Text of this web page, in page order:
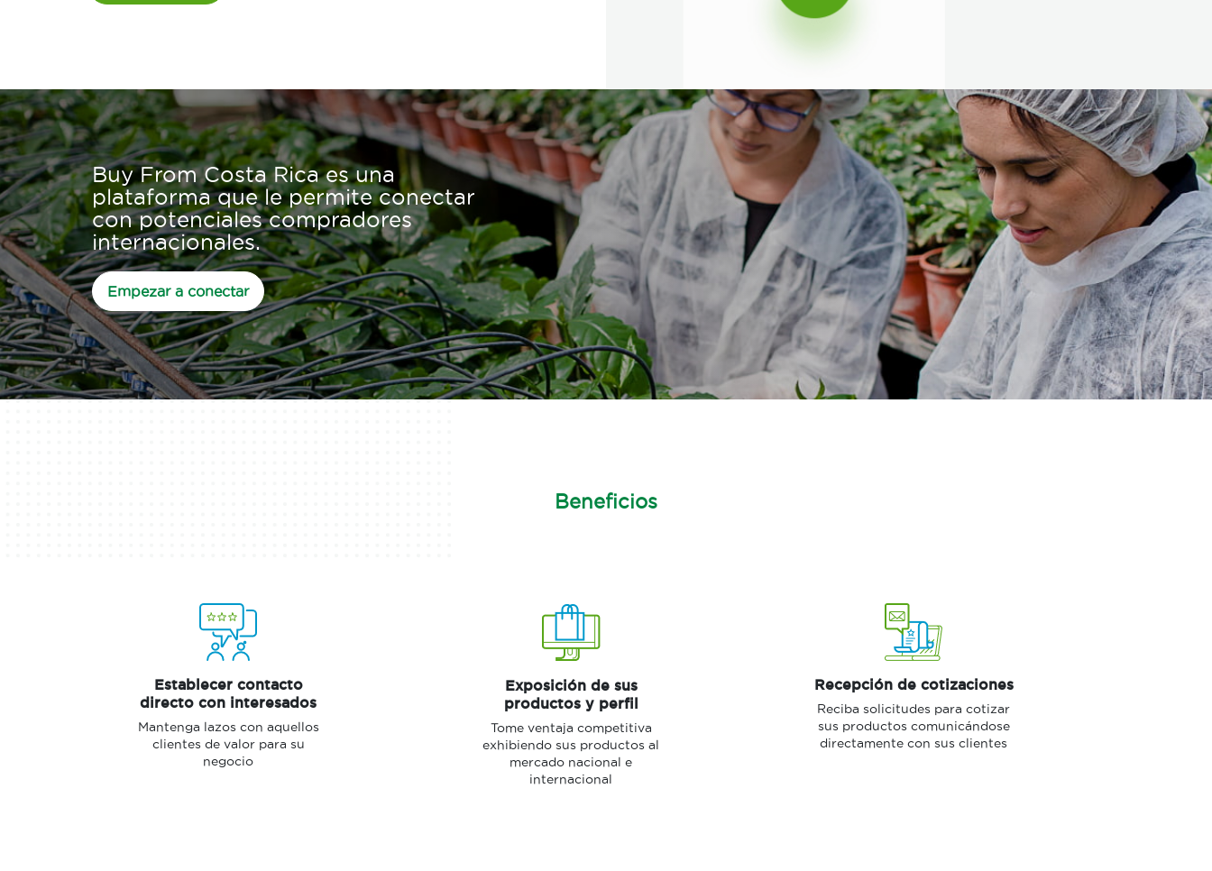
Buy From Costa Rica es una
plataforma que le permite conectar
con potenciales compradores
internacionales.
Empezar a conectar
Beneficios
Establecer contacto
directo con interesados
Mantenga lazos con aquellos
clientes de valor para su
negocio
Exposición de sus
productos y perfil
Tome ventaja competitiva
exhibiendo sus productos al
mercado nacional e
internacional
Recepción de cotizaciones
Reciba solicitudes para cotizar
sus productos comunicándose
directamente con sus clientes